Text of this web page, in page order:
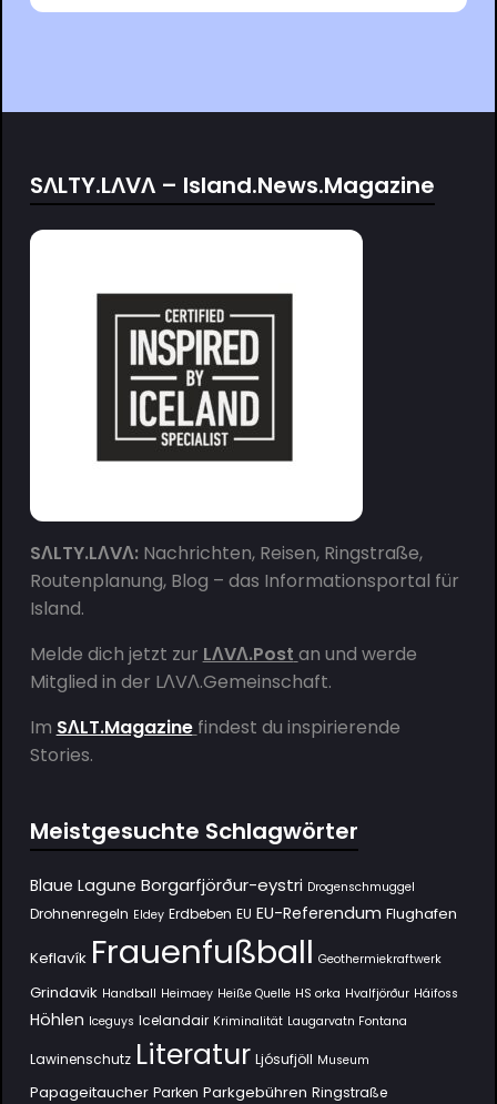
SΛLTY.LΛVΛ – Island.News.Magazine
SΛLTY.LΛVΛ:Nachrichten, Reisen, Ringstraße,
Routenplanung, Blog – das Informationsportal für
Island.
Melde dich jetzt zur LΛVΛ.Post an und werde
Mitglied in der LΛVΛ.Gemeinschaft.
Im SΛLT.Magazine findest du inspirierende
Stories.
Meistgesuchte Schlagwörter
Blaue Lagune Borgarfjörður-eystri Drogenschmuggel
Drohnenregeln Eldey Erdbeben EU EU-Referendum Flughafen
Keflavík Frauenfußball Geothermiekraftwerk
Grindavik Handball Heimaey Heiße Quelle HS orka Hvalfjörður Háifoss
Höhlen Iceguys Icelandair Kriminalität Laugarvatn Fontana
Lawinenschutz Literatur Ljósufjöll Museum
Papageitaucher Parken Parkgebühren Ringstraße